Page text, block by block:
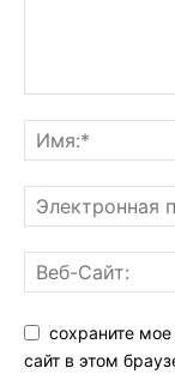
сохраните
сайт в этом